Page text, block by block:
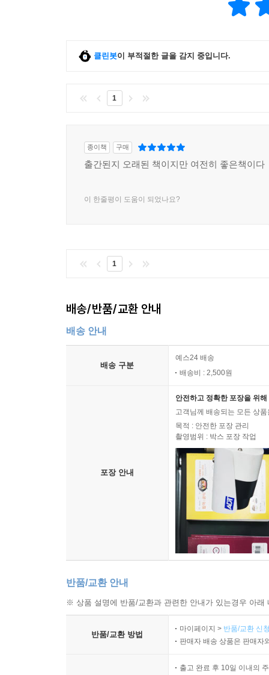
클린봇이 부적절한 글을 감지 중입니다.
1
종이책 구매
출간된지 오래된 책이지만 여전히 좋은책이다
이 한줄평이 도움이 되었나요?
1
배송/반품/교환 안내
배송 안내
배송 구분
예스24 배송
배송비 : 2,500원
포장 안내
안전하고 정확한 포장을 위
고객님께 배송되는 모든 상
목적 : 안전한 포장 관리
촬영범위 : 박스 포장 작업
반품/교환 안내
※ 상품 설명에 반품/교환과 관련한 안내가 있는경우 아
반품/교환 방법
마이페이지 > 반품/교환 신
판매자 배송 상품은 판매자
출고 완료 후 10일 이내의